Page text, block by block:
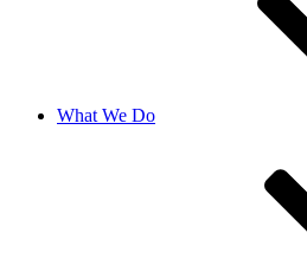
What We Do